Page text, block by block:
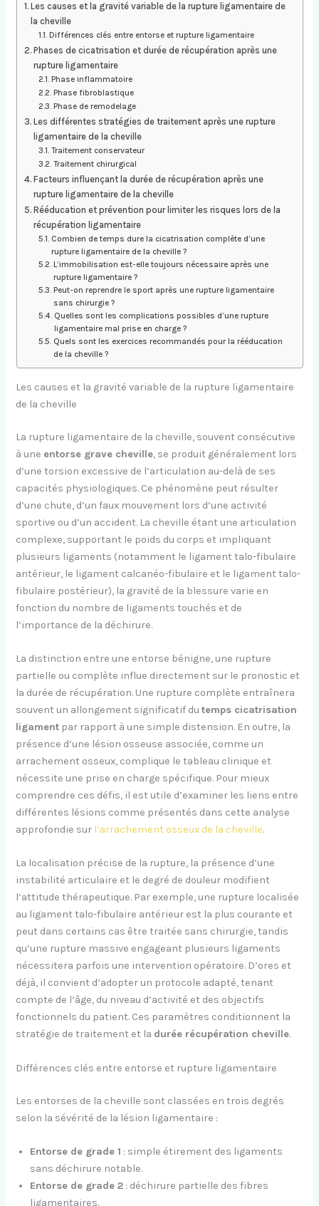
Les causes et la gravité variable de la rupture ligamentaire de
la cheville
Différences clés entre entorse et rupture ligamentaire
Phases de cicatrisation et durée de récupération après une
rupture ligamentaire
Phase inflammatoire
Phase fibroblastique
Phase de remodelage
Les différentes stratégies de traitement après une rupture
ligamentaire de la cheville
Traitement conservateur
Traitement chirurgical
Facteurs influençant la durée de récupération après une
rupture ligamentaire de la cheville
Rééducation et prévention pour limiter les risques lors de la
récupération ligamentaire
Combien de temps dure la cicatrisation complète d’une
rupture ligamentaire de la cheville ?
L’immobilisation est-elle toujours nécessaire après une
rupture ligamentaire ?
Peut-on reprendre le sport après une rupture ligamentaire
sans chirurgie ?
Quelles sont les complications possibles d’une rupture
ligamentaire mal prise en charge ?
Quels sont les exercices recommandés pour la rééducation
de la cheville ?
Les causes et la gravité variable de la rupture ligamentaire
de la cheville
La rupture ligamentaire de la cheville, souvent consécutive
à une entorse grave cheville, se produit généralement lors
d’une torsion excessive de l’articulation au-delà de ses
capacités physiologiques. Ce phénomène peut résulter
d’une chute, d’un faux mouvement lors d’une activité
sportive ou d’un accident. La cheville étant une articulation
complexe, supportant le poids du corps et impliquant
plusieurs ligaments (notamment le ligament talo-fibulaire
antérieur, le ligament calcanéo-fibulaire et le ligament talo-
fibulaire postérieur), la gravité de la blessure varie en
fonction du nombre de ligaments touchés et de
l’importance de la déchirure.
La distinction entre une entorse bénigne, une rupture
partielle ou complète influe directement sur le pronostic et
la durée de récupération. Une rupture complète entraînera
souvent un allongement significatif dutemps cicatrisation
ligament par rapport à une simple distension. En outre, la
présence d’une lésion osseuse associée, comme un
arrachement osseux, complique le tableau clinique et
nécessite une prise en charge spécifique. Pour mieux
comprendre ces défis, il est utile d’examiner les liens entre
différentes lésions comme présentés dans cette analyse
approfondie sur l’arrachement osseux de la cheville.
La localisation précise de la rupture, la présence d’une
instabilité articulaire et le degré de douleur modifient
l’attitude thérapeutique. Par exemple, une rupture localisée
au ligament talo-fibulaire antérieur est la plus courante et
peut dans certains cas être traitée sans chirurgie, tandis
qu’une rupture massive engageant plusieurs ligaments
nécessitera parfois une intervention opératoire. D’ores et
déjà, il convient d’adopter un protocole adapté, tenant
compte de l’âge, du niveau d’activité et des objectifs
fonctionnels du patient. Ces paramètres conditionnent la
stratégie de traitement et la durée récupération cheville.
Différences clés entre entorse et rupture ligamentaire
Les entorses de la cheville sont classées en trois degrés
selon la sévérité de la lésion ligamentaire :
Entorse de grade 1 : simple étirement des ligaments
sans déchirure notable.
Entorse de grade 2 : déchirure partielle des fibres
ligamentaires.